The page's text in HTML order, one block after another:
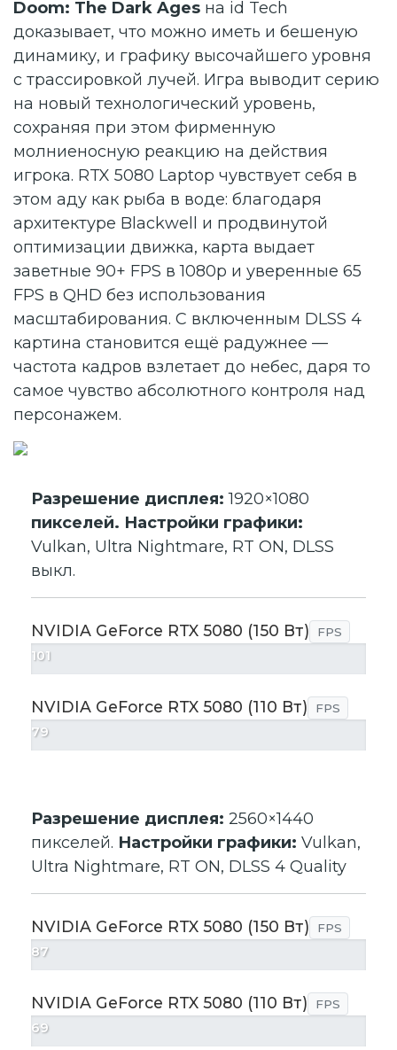
Doom: The Dark Ages на id Tech
доказывает, что можно иметь и бешеную
динамику, и графику высочайшего уровня
с трассировкой лучей. Игра выводит серию
на новый технологический уровень,
сохраняя при этом фирменную
молниеносную реакцию на действия
игрока. RTX 5080 Laptop чувствует себя в
этом аду как рыба в воде: благодаря
архитектуре Blackwell и продвинутой
оптимизации движка, карта выдает
заветные 90+ FPS в 1080p и уверенные 65
FPS в QHD без использования
масштабирования. С включенным DLSS 4
картина становится ещё радужнее —
частота кадров взлетает до небес, даря то
самое чувство абсолютного контроля над
персонажем.
Разрешение дисплея:1920×1080
пикселей. Настройки графики:
Vulkan, Ultra Nightmare, RT ON, DLSS
выкл.
NVIDIA GeForce RTX 5080 (150 Вт) FPS
101
NVIDIA GeForce RTX 5080 (110 Вт) FPS
79
Разрешение дисплея: 2560×1440
пикселей. Настройки графики: Vulkan,
Ultra Nightmare, RT ON, DLSS 4 Quality
NVIDIA GeForce RTX 5080 (150 Вт) FPS
87
NVIDIA GeForce RTX 5080 (110 Вт) FPS
69